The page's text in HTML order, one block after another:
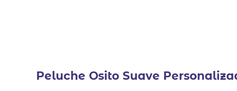
Peluche Osito Suave